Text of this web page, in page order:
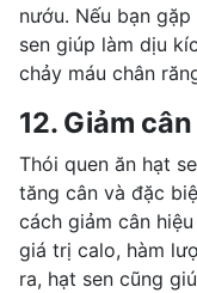
nướu. Nếu bạn
sen giúp làm dịu
chảy máu chân
12. Giảm cân
Thói quen ăn hạt
tăng cân và đặc
cách giảm cân
giá trị calo, hàm
ra, hạt sen cũng